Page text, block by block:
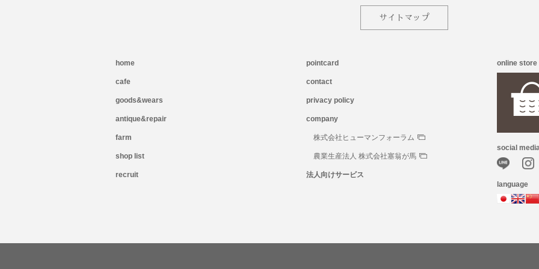
サイトマップ
home
cafe
goods&wears
antique&repair
farm
shop list
recruit
pointcard
contact
privacy policy
company
株式会社ヒューマンフォーラム
農業生産法人 株式会社塞翁が馬
法人向けサービス
online store
social
language